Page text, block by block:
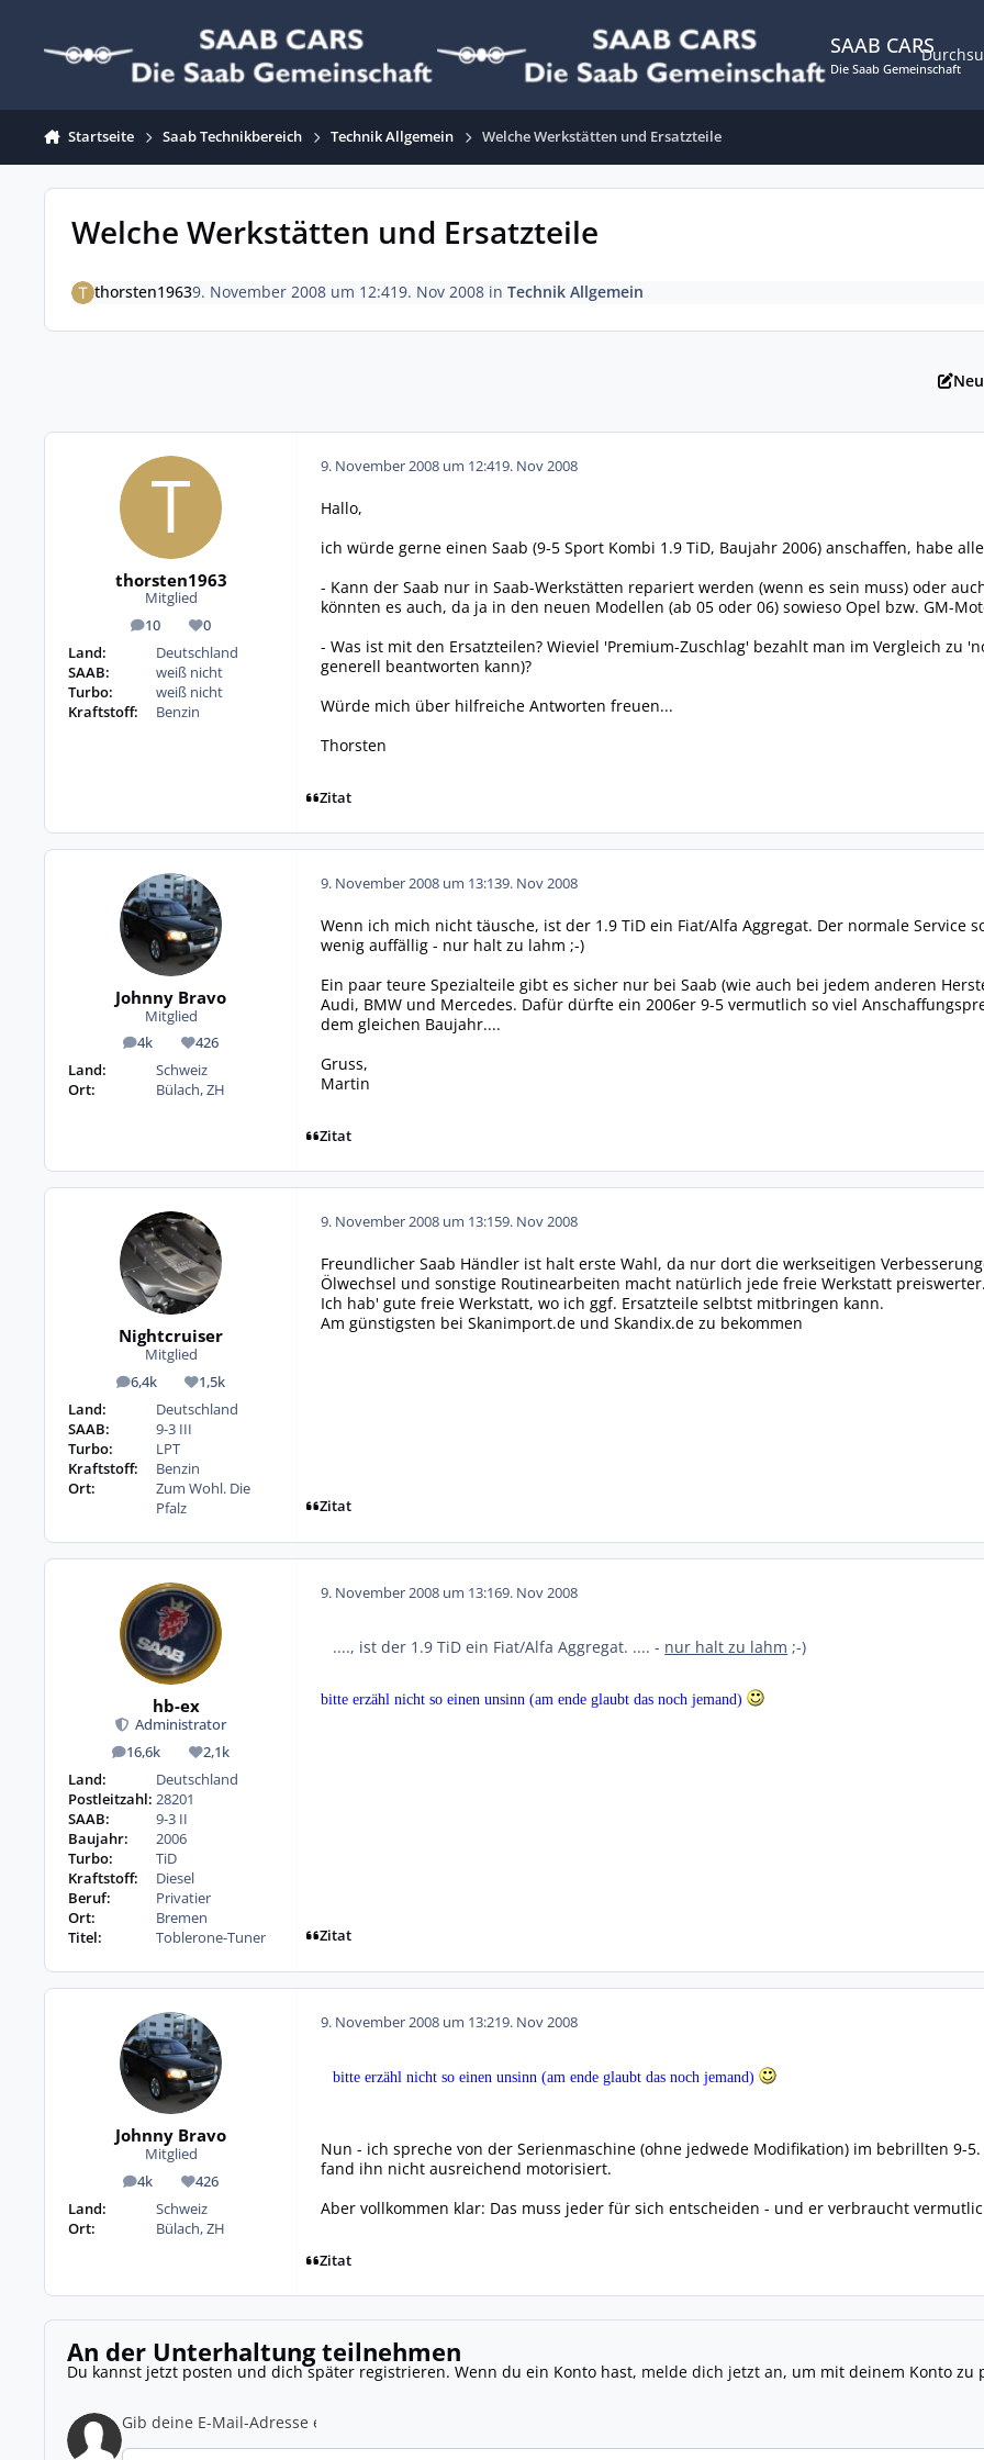
SAAB CARS
Die Saab Gemeinschaft
Startseite Saab Technikbereich Technik Allgemein Welche Werkstätten und Ersatzteile
Welche Werkstätten und Ersatzteile
thorsten19639. November 2008 um 12:419. Nov 2008in Technik Allgemein
thorsten1963
Mitglied
10
Beiträge 0
Reputation
Land:
Deutschland
SAAB:
weiß nicht
Turbo:
weiß nicht
Kraftstoff:
Benzin
9. November 2008 um 12:419. Nov 2008
Hallo,
ich würde gerne einen Saab (9-5 Sport Kombi 1.9 TiD, Baujahr 2006) anschaffen, habe
- Kann der Saab nur in Saab-Werkstätten repariert werden (wenn es sein muss) oder
könnten es auch, da ja in den neuen Modellen (ab 05 oder 06) sowieso Opel bzw. GM-
- Was ist mit den Ersatzteilen? Wieviel 'Premium-Zuschlag' bezahlt man im Vergleich zu
generell beantworten kann)?
Würde mich über hilfreiche Antworten freuen...
Thorsten
Zitat
Johnny Bravo
Mitglied
4k
Beiträge 426
Reputation
Land:
Schweiz
Ort:
Bülach, ZH
9. November 2008 um 13:139. Nov 2008
Wenn ich mich nicht täusche, ist der 1.9 TiD ein Fiat/Alfa Aggregat. Der normale
wenig auffällig - nur halt zu lahm ;-)
Ein paar teure Spezialteile gibt es sicher nur bei Saab (wie auch bei jedem anderen
Audi, BMW und Mercedes. Dafür dürfte ein 2006er 9-5 vermutlich so viel
dem gleichen Baujahr....
Gruss,
Martin
Zitat
Nightcruiser
Mitglied
6,4k
Beiträge 1,5k
Reputation
Land:
Deutschland
SAAB:
9-3 III
Turbo:
LPT
Kraftstoff:
Benzin
Ort:
Zum Wohl. Die
Pfalz
9. November 2008 um 13:159. Nov 2008
Freundlicher Saab Händler ist halt erste Wahl, da nur dort die werkseitigen
Ölwechsel und sonstige Routinearbeiten macht natürlich jede freie Werkstatt
Ich hab' gute freie Werkstatt, wo ich ggf. Ersatzteile selbtst mitbringen kann.
Am günstigsten bei Skanimport.de und Skandix.de zu bekommen
Zitat
hb-ex
Administrator
16,6k
Beiträge 2,1k
Reputation
Land:
Deutschland
Postleitzahl: 28201
SAAB:
9-3 II
Baujahr:
2006
Turbo:
TiD
Kraftstoff:
Diesel
Beruf:
Privatier
Ort:
Bremen
Titel:
Toblerone-Tuner
9. November 2008 um 13:169. Nov 2008
...., ist der 1.9 TiD ein Fiat/Alfa Aggregat. .... - nur halt zu lahm ;-)
bitte erzähl nicht so einen unsinn (am ende glaubt das noch jemand)
Zitat
Johnny Bravo
Mitglied
4k
Beiträge 426
Reputation
Land:
Schweiz
Ort:
Bülach, ZH
9. November 2008 um 13:219. Nov 2008
bitte erzähl nicht so einen unsinn (am ende glaubt das noch jemand)
Nun - ich spreche von der Serienmaschine (ohne jedwede Modifikation) im bebrillten 9-
fand ihn nicht ausreichend motorisiert.
Aber vollkommen klar: Das muss jeder für sich entscheiden - und er verbraucht
Zitat
An der Unterhaltung teilnehmen
Du kannst jetzt posten und dich später registrieren. Wenn du ein Konto hast, melde dich jetzt an, um mit deinem Konto zu